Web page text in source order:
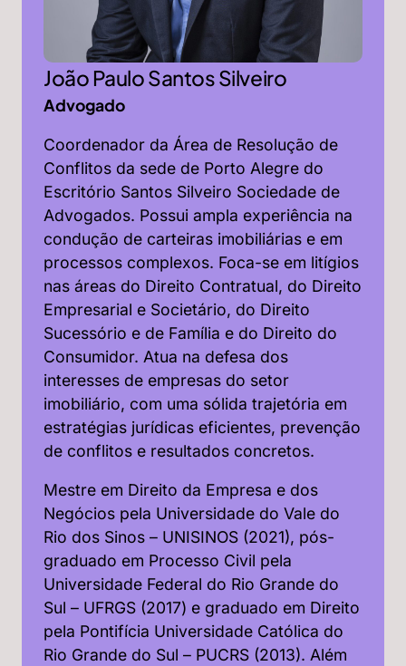
João Paulo Santos Silveiro
Advogado
Coordenador da Área de Resolução de
Conflitos da sede de Porto Alegre do
Escritório Santos Silveiro Sociedade de
Advogados. Possui ampla experiência na
condução de carteiras imobiliárias e em
processos complexos. Foca-se em litígios
nas áreas do Direito Contratual, do Direito
Empresarial e Societário, do Direito
Sucessório e de Família e do Direito do
Consumidor. Atua na defesa dos
interesses de empresas do setor
imobiliário, com uma sólida trajetória em
estratégias jurídicas eficientes, prevenção
de conflitos e resultados concretos.
Mestre em Direito da Empresa e dos
Negócios pela Universidade do Vale do
Rio dos Sinos – UNISINOS (2021), pós-
graduado em Processo Civil pela
Universidade Federal do Rio Grande do
Sul – UFRGS (2017) e graduado em Direito
pela Pontifícia Universidade Católica do
Rio Grande do Sul – PUCRS (2013). Além